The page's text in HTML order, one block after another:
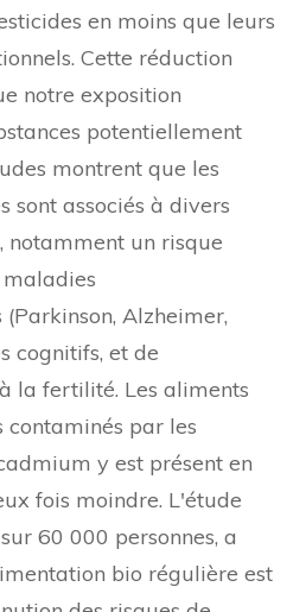
en moins que leurs
Cette réduction
notre exposition
potentiellement
montrent que les
sont associés à divers
notamment un risque
Alzheimer,
cognitifs, et de
la fertilité. Les aliments
contaminés par les
y est présent en
fois moindre. L'étude
60 000 personnes, a
bio régulière est